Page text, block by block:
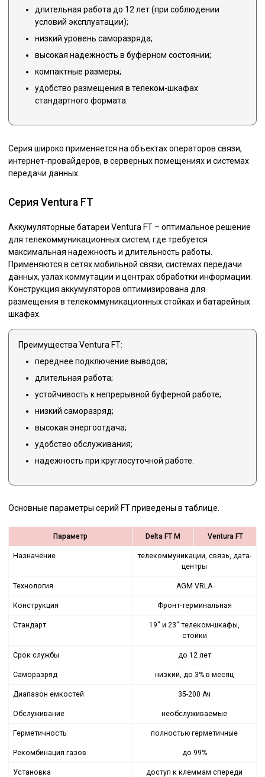
длительная работа до 12 лет (при соблюдении
условий эксплуатации);
низкий уровень саморазряда;
высокая надежность в буферном состоянии;
компактные размеры;
удобство размещения в телеком-шкафах
стандартного формата.
Серия широко применяется на объектах операторов связи,
интернет-провайдеров, в серверных помещениях и системах
передачи данных.
Серия Ventura FT
Аккумуляторные батареи Ventura FT – оптимальное решение
для телекоммуникационных систем, где требуется
максимальная надежность и длительность работы.
Применяются в сетях мобильной связи, системах передачи
данных, узлах коммутации и центрах обработки информации.
Конструкция аккумуляторов оптимизирована для
размещения в телекоммуникационных стойках и батарейных
шкафах.
Преимущества Ventura FT:
переднее подключение выводов;
длительная работа;
устойчивость к непрерывной буферной работе;
низкий саморазряд;
высокая энергоотдача;
удобство обслуживания;
надежность при круглосуточной работе.
Основные параметры серий FT приведены в таблице.
Параметр Delta FT M Ventura FT
Назначение
телекоммуникации, связь, дата-
центры
Технология AGM VRLA
Конструкция Фронт-терминальная
Стандарт
19" и 23" телеком-шкафы,
стойки
Срок службы до 12 лет
Саморазряд низкий, до 3% в месяц
Диапазон емкостей 35-200 Ач
Обслуживание необслуживаемые
Герметичность полностью герметичные
Рекомбинация газов до 99%
Установка доступ к клеммам спереди